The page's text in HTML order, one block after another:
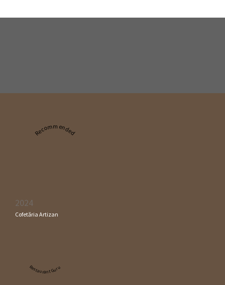
Recommended
2024
Cofetăria Artizan
Restaurant Guru